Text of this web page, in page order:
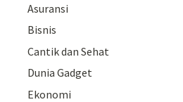
Asuransi
Bisnis
Cantik dan Sehat
Dunia Gadget
Ekonomi